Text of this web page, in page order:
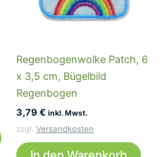
Produktseite
gewählt
werden
Dieses
Produkt
Regenbogenwolke Patch, 6
x 3,5 cm, Bügelbild
Regenbogen
3,79 € inkl. Mwst.
zzgl. Versandkosten